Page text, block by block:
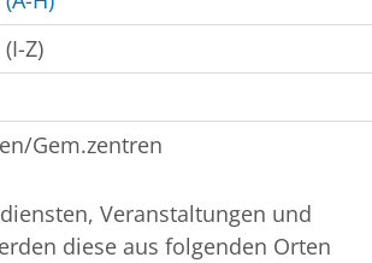
Z)
Gem.zentren
Veranstaltungen und
diese aus folgenden Orten